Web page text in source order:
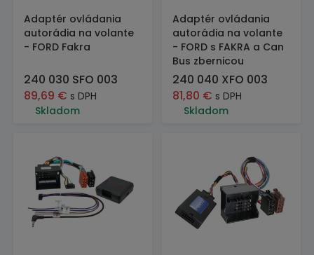
Adaptér ovládania
autorádia na volante
- FORD Fakra
240 030 SFO 003
89,69 € s DPH
Skladom
Adaptér ovládania
autorádia na volante
- FORD s FAKRA a Can
Bus zbernicou
240 040 XFO 003
81,80 € s DPH
Skladom